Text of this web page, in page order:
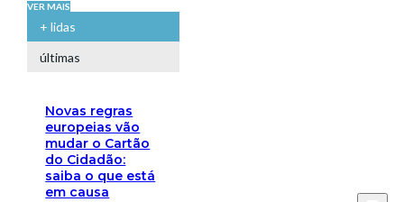
VER MAIS
+ lidas
últimas
Novas regras
europeias vão
mudar o Cartão
do Cidadão:
saiba o que está
em causa